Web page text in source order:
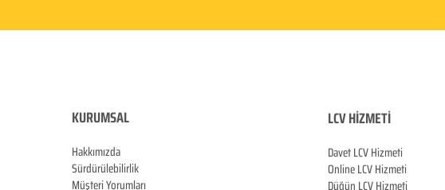
KURUMSAL
Hakkımızda
Sürdürülebilirlik
Müşteri Yorumları
LCV HİZMETİ
Davet LCV Hizmeti
Online LCV Hizmeti